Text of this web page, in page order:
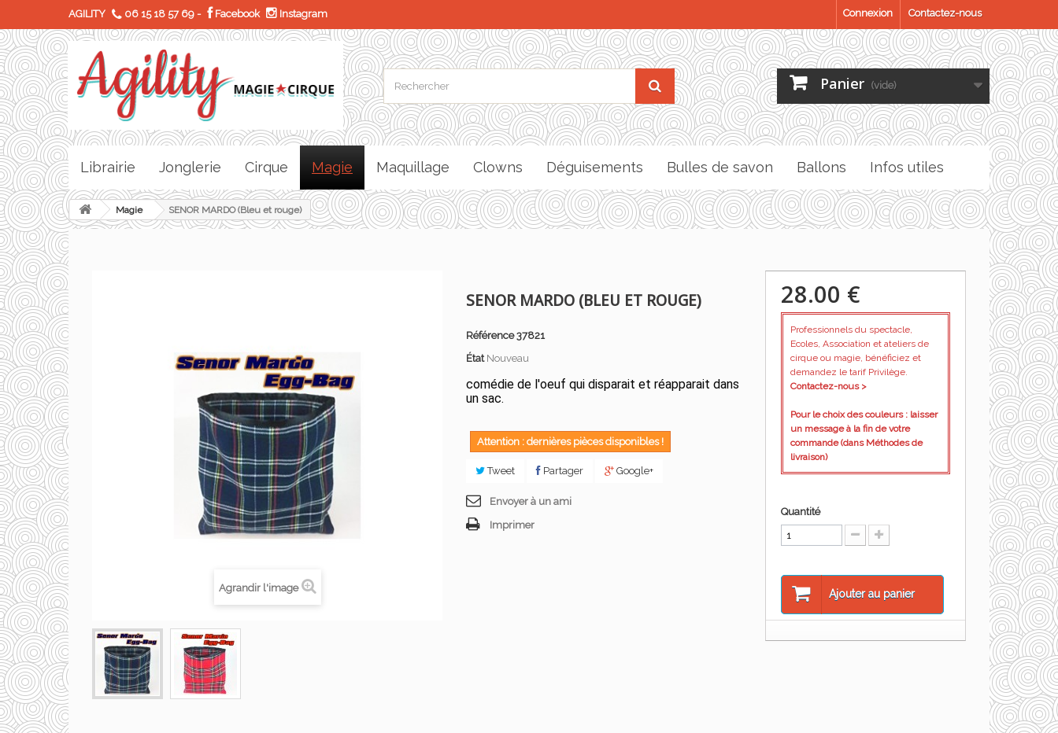
AGILITY 06 15 18 57 69 - Facebook Instagram Contactez-nous
Connexion
Panier (vide)
Librairie Jonglerie Cirque Magie Maquillage Clowns Déguisements Bulles de savon Ballons Infos utiles
Magie SENOR MARDO (Bleu et rouge)
Agrandir l'image
SENOR MARDO (BLEU ET ROUGE)
Référence 37821
État Nouveau
comédie de l'oeuf qui disparait et réapparait dans
un sac.
Attention : dernières pièces disponibles !
Tweet Partager Google+
Envoyer à un ami
Imprimer
28.00 €
Professionnels du spectacle,
Ecoles, Association et ateliers de
cirque ou magie, bénéficiez et
demandez le tarif Privilège.
Contactez-nous >
Pour le choix des couleurs : laisser
un message à la fin de votre
commande (dans Méthodes de
livraison)
Quantité
Ajouter au panier